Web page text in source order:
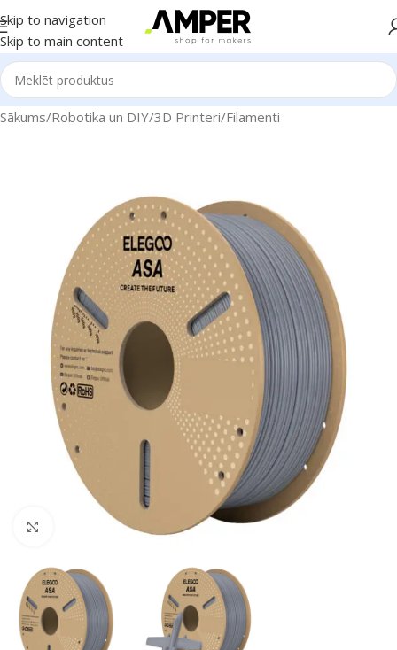
Skip to navigation
Skip to main content
Sākums/Robotika un DIY/3D Printeri/Filamenti
Noklikšķiniet, lai palielinātu